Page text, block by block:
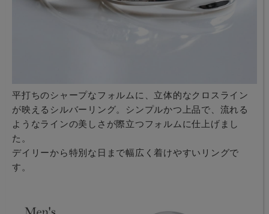
平打ちのシャープなフォルムに、立体的なクロスライン
が映えるシルバーリング。シンプルかつ上品で、流れる
ようなラインの美しさが際立つフォルムに仕上げまし
た。
デイリーから特別な日まで幅広く着けやすいリングで
す。